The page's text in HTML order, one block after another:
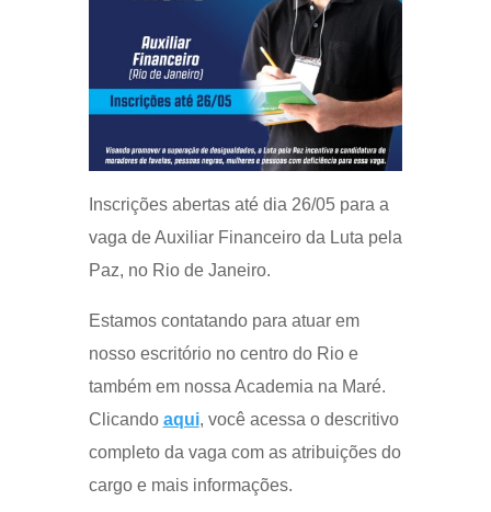
Inscrições abertas até dia 26/05 para a
vaga de Auxiliar Financeiro da Luta pela
Paz, no Rio de Janeiro.
Estamos contatando para atuar em
nosso escritório no centro do Rio e
também em nossa Academia na Maré.
Clicando aqui, você acessa o descritivo
completo da vaga com as atribuições do
cargo e mais informações.